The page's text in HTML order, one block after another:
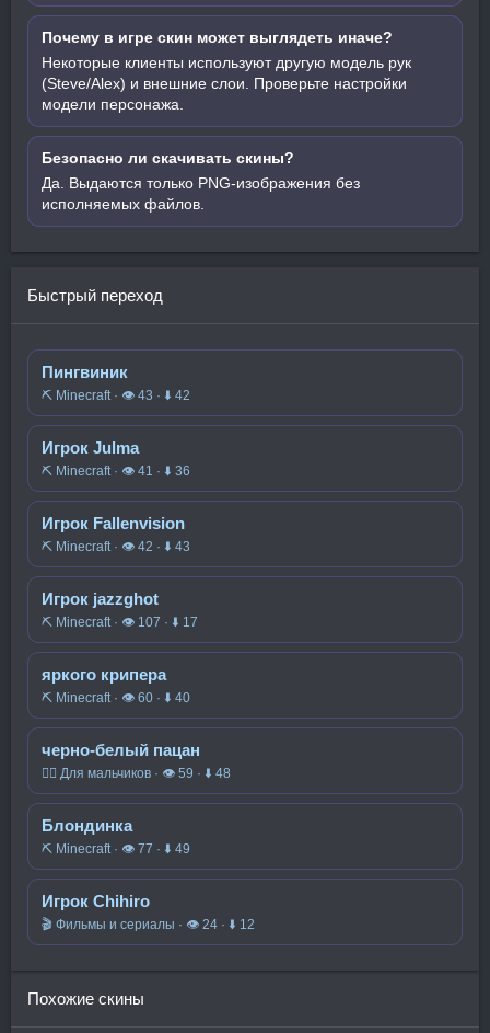
Почему в игре скин может выглядеть иначе?
Некоторые клиенты используют другую модель рук
(Steve/Alex) и внешние слои. Проверьте настройки
модели персонажа.
Безопасно ли скачивать скины?
Да. Выдаются только PNG-изображения без
исполняемых файлов.
Быстрый переход
Пингвиник
⛏️ Minecraft · 👁 43 · ⬇ 42
Игрок Julma
⛏️ Minecraft · 👁 41 · ⬇ 36
Игрок Fallenvision
⛏️ Minecraft · 👁 42 · ⬇ 43
Игрок jazzghot
⛏️ Minecraft · 👁 107 · ⬇ 17
яркого крипера
⛏️ Minecraft · 👁 60 · ⬇ 40
черно-белый пацан
🧍‍♂️ Для мальчиков · 👁 59 · ⬇ 48
Блондинка
⛏️ Minecraft · 👁 77 · ⬇ 49
Игрок Chihiro
🎬 Фильмы и сериалы · 👁 24 · ⬇ 12
Похожие скины